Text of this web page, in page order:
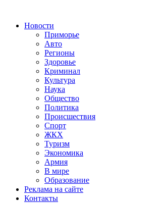
Новости
Приморье
Авто
Регионы
Здоровье
Криминал
Культура
Наука
Общество
Политика
Происшествия
Спорт
ЖКХ
Туризм
Экономика
Армия
В мире
Образование
Реклама на сайте
Контакты